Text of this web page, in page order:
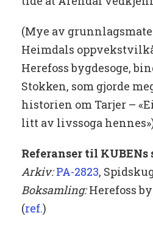
(Mye av
Heimdals
Herefoss bygdesoge,
Stokken, som gjorde
historien om Tarjer –
litt av livssoga
Referanser til
Arkiv:PA-2823,
Boksamling:Herefoss
(ref.)